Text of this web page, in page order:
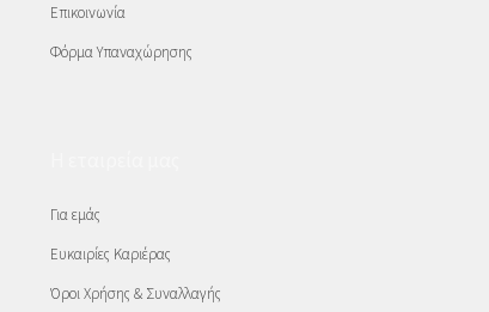
Επικοινωνία
Φόρμα Υπαναχώρησης
Για εμάς
Ευκαιρίες Καριέρας
Όροι Χρήσης & Συναλλαγής